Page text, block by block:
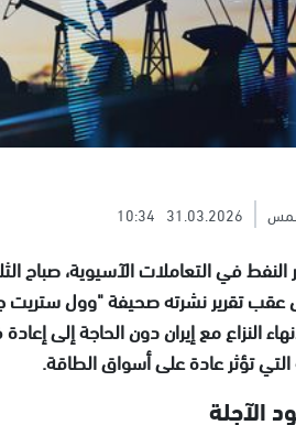
31.03.2026
10:34
النفط في التعاملات الآسيوية،
عقب تقرير نشرته صحيفة "وول ستريت
النزاع مع إيران دون الحاجة إلى
تؤثر عادة على أسواق الطاقة.
الآجلة